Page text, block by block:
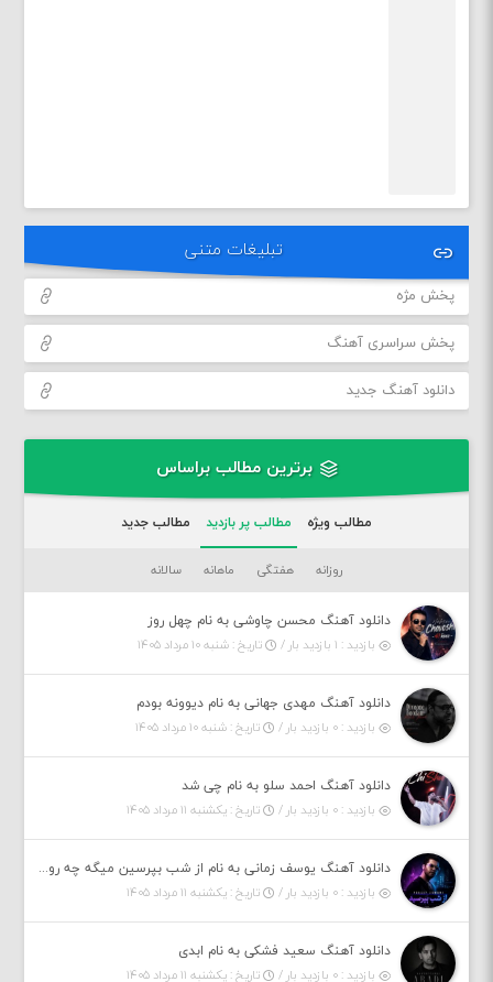
تبلیغات متنی
پخش مژه
پخش سراسری آهنگ
دانلود آهنگ جدید
برترین مطالب براساس
مطالب ویژه مطالب پر بازدید مطالب جدید
روزانه هفتگی ماهانه سالانه
دانلود آهنگ محسن چاوشی به نام چهل روز
بازدید : ۱ بازدید بار /
تاریخ : شنبه ۱۰ مرداد ۱۴۰۵
دانلود آهنگ مهدی جهانی به نام دیوونه بودم
بازدید : ۰ بازدید بار /
تاریخ : شنبه ۱۰ مرداد ۱۴۰۵
دانلود آهنگ احمد سلو به نام چی شد
بازدید : ۰ بازدید بار /
تاریخ : یکشنبه ۱۱ مرداد ۱۴۰۵
دانلود آهنگ یوسف زمانی به نام از شب بپرسین میگه چه روزگاری دارم
بازدید : ۰ بازدید بار /
تاریخ : یکشنبه ۱۱ مرداد ۱۴۰۵
دانلود آهنگ سعید فشکی به نام ابدی
بازدید : ۰ بازدید بار /
تاریخ : یکشنبه ۱۱ مرداد ۱۴۰۵